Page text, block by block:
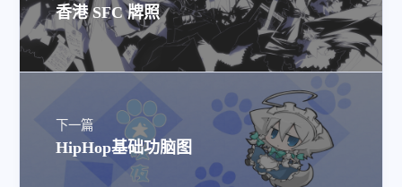
香港 SFC 牌照
下一篇
HipHop基础功脑图